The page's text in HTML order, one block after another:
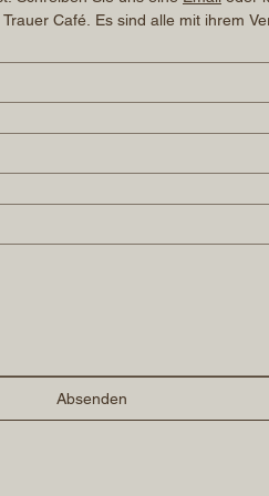
Café. Es sind alle mit ihrem
Absenden